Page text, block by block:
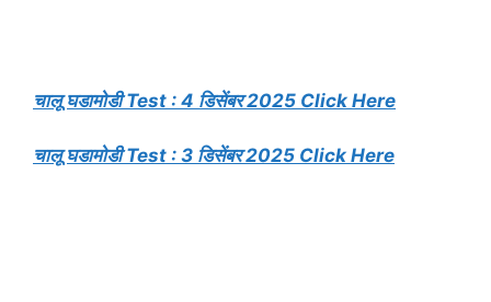
चालू घडामोडी Test : 4 डिसेंबर 2025 Click Here
चालू घडामोडी Test : 3 डिसेंबर 2025 Click Here